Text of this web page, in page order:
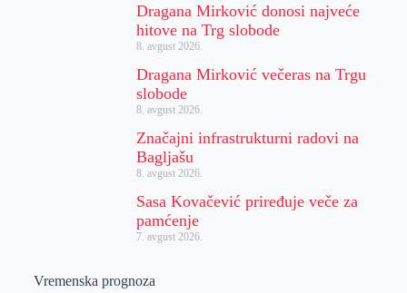
Dragana Mirković donosi najveće
hitove na Trg slobode
8. avgust 2026.
Dragana Mirković večeras na Trgu
slobode
8. avgust 2026.
Značajni infrastrukturni radovi na
Bagljašu
8. avgust 2026.
Sasa Kovačević priređuje veče za
pamćenje
7. avgust 2026.
Vremenska prognoza